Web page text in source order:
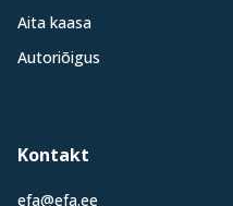
Aita kaasa
Autoriõigus
Kontakt
efa@efa.ee